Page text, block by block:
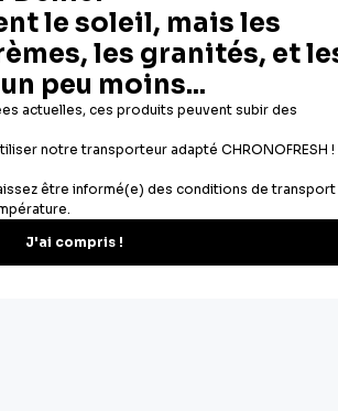
les bonnes odeurs se dégageant
1932 : nous proposons aux
sans oublier les ingrédients pâtissiers
pâte à sucre, additifs alimentaires,
se trouve sur